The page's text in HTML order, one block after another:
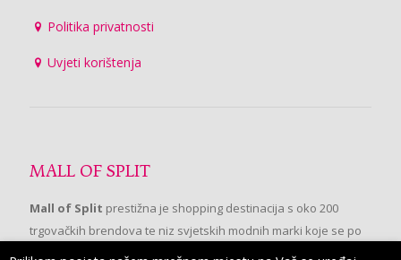
Politika privatnosti
Uvjeti korištenja
MALL OF SPLIT
Mall of Split prestižna je shopping destinacija s oko 200
trgovačkih brendova te niz svjetskih modnih marki koje se po
prvi put pojavljuju u Splitu.